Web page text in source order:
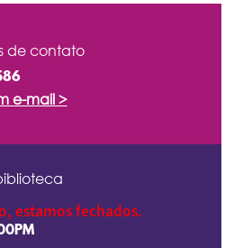
de contato
e-mail >
estamos fechados.